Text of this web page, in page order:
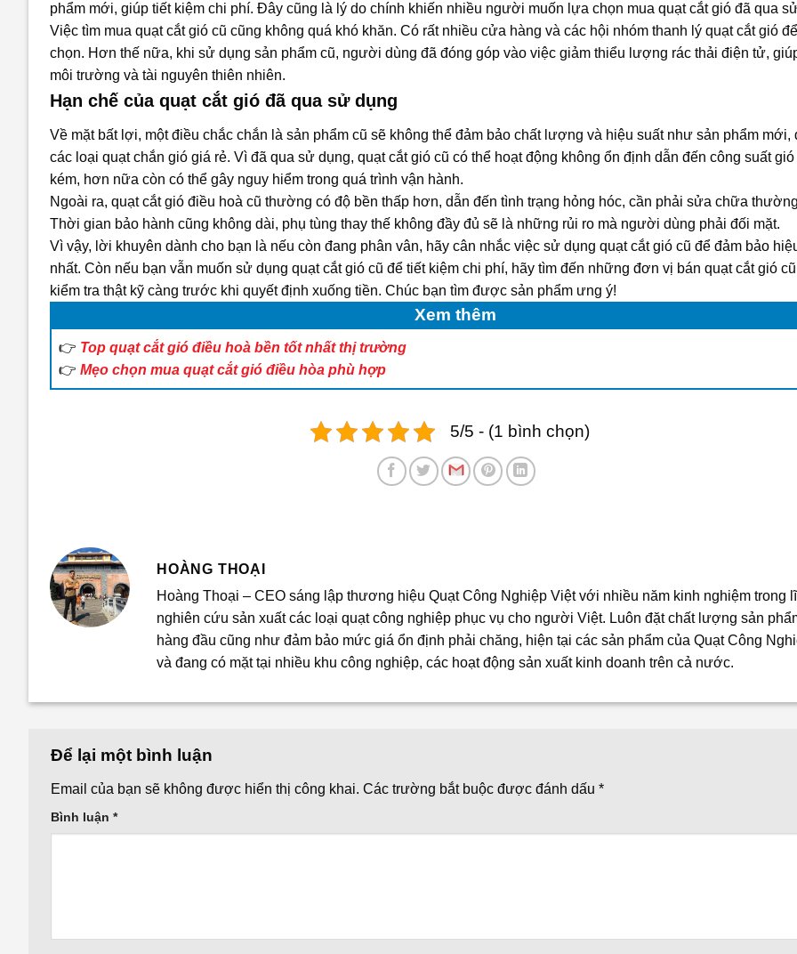
phẩm mới, giúp tiết kiệm chi phí. Đây cũng là lý do chính khiến nhiều người muốn lựa chọn mua quạt cắt gió đã qua
Việc tìm mua quạt cắt gió cũ cũng không quá khó khăn. Có rất nhiều cửa hàng và các hội nhóm thanh lý quạt cắt gió
chọn. Hơn thế nữa, khi sử dụng sản phẩm cũ, người dùng đã đóng góp vào việc giảm thiểu lượng rác thải điện tử,
môi trường và tài nguyên thiên nhiên.
Hạn chế của quạt cắt gió đã qua sử dụng
Về mặt bất lợi, một điều chắc chắn là sản phẩm cũ sẽ không thể đảm bảo chất lượng và hiệu suất như sản phẩm mới,
các loại quạt chắn gió giá rẻ. Vì đã qua sử dụng, quạt cắt gió cũ có thể hoạt động không ổn định dẫn đến công suất gió
kém, hơn nữa còn có thể gây nguy hiểm trong quá trình vận hành.
Ngoài ra, quạt cắt gió điều hoà cũ thường có độ bền thấp hơn, dẫn đến tình trạng hỏng hóc, cần phải sửa chữa
Thời gian bảo hành cũng không dài, phụ tùng thay thế không đầy đủ sẽ là những rủi ro mà người dùng phải đối mặt.
Vì vậy, lời khuyên dành cho bạn là nếu còn đang phân vân, hãy cân nhắc việc sử dụng quạt cắt gió cũ để đảm bảo
nhất. Còn nếu bạn vẫn muốn sử dụng quạt cắt gió cũ để tiết kiệm chi phí, hãy tìm đến những đơn vị bán quạt cắt gió cũ
kiểm tra thật kỹ càng trước khi quyết định xuống tiền. Chúc bạn tìm được sản phẩm ưng ý!
Xem thêm
👉 Top quạt cắt gió điều hoà bền tốt nhất thị trường
👉 Mẹo chọn mua quạt cắt gió điều hòa phù hợp
5/5 - (1 bình chọn)
HOÀNG THOẠI
Hoàng Thoại – CEO sáng lập thương hiệu Quạt Công Nghiệp Việt với nhiều năm kinh nghiệm trong
nghiên cứu sản xuất các loại quạt công nghiệp phục vụ cho người Việt. Luôn đặt chất lượng sản
hàng đầu cũng như đảm bảo mức giá ổn định phải chăng, hiện tại các sản phẩm của Quạt Công
và đang có mặt tại nhiều khu công nghiệp, các hoạt động sản xuất kinh doanh trên cả nước.
Để lại một bình luận
Email của bạn sẽ không được hiển thị công khai. Các trường bắt buộc được đánh dấu *
Bình luận *